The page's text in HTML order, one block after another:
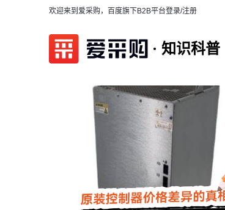
欢迎来到爱采购，百度旗下B2B平台登录/注册
知识科普